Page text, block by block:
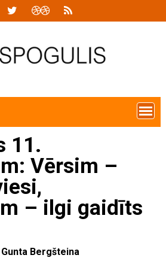
11.
Vērsim –
– ilgi gaidīts
Gunta Bergšteina